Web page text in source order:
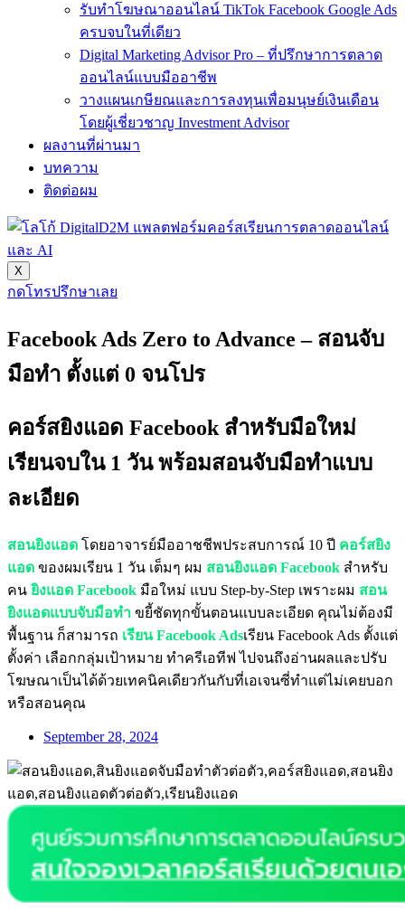
รับทำโฆษณาออนไลน์ TikTok Facebook Google Ads
ครบจบในที่เดียว
Digital Marketing Advisor Pro – ที่ปรึกษาการตลาด
ออนไลน์แบบมืออาชีพ
วางแผนเกษียณและการลงทุนเพื่อมนุษย์เงินเดือน
โดยผู้เชี่ยวชาญ Investment Advisor
ผลงานที่ผ่านมา
บทความ
ติดต่อผม
X
กดโทรปรึกษาเลย
Facebook Ads Zero to Advance – สอนจับ
มือทำ ตั้งแต่ 0 จนโปร
คอร์สยิงแอด Facebook สำหรับมือใหม่
เรียนจบใน 1 วัน พร้อมสอนจับมือทำแบบ
ละเอียด
สอนยิงแอด โดยอาจารย์มืออาชชีพประสบการณ์ 10 ปี คอร์สยิง
แอด ของผมเรียน 1 วัน เต็มๆ ผม สอนยิงแอด Facebook สำหรับ
คน ยิงแอด Facebook มือใหม่ แบบ Step-by-Step เพราะผม สอน
ยิงแอดแบบจับมือทำ ขยี้ชัดทุกขั้นตอนแบบละเอียด คุณไม่ต้องมี
พื้นฐาน ก็สามารถ เรียน Facebook Adsเรียน Facebook Ads ตั้งแต่
ตั้งค่า เลือกกลุ่มเป้าหมาย ทำครีเอทีฟ ไปจนถึงอ่านผลและปรับ
โฆษณาเป็นได้ด้วยเทคนิคเดียวกันกับที่เอเจนซี่ทำแต่ไม่เคยบอก
หรือสอนคุณ
September 28, 2024